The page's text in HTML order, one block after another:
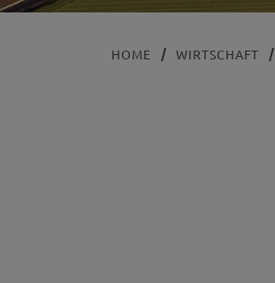
HOME WIRTSCHAFT